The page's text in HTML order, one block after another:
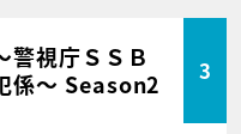
警視庁ＳＳＢ
係～ Season2
3